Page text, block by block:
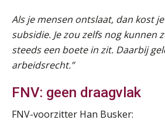
Als je mensen ontslaat, dan kost
subsidie. Je zou zelfs nog kunnen
steeds een boete in zit. Daarbij
arbeidsrecht.”
FNV: geen draagvlak
FNV-voorzitter Han Busker:
25
AUG
MOCuitgevers
26
Opfriscursus PDL
Markus Verbeek
26